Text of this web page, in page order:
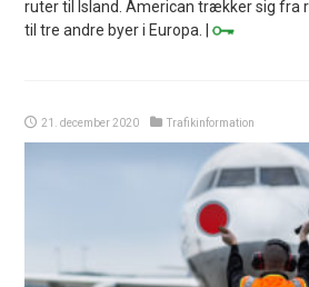
ruter til Island. American trækker sig fra
til tre andre byer i Europa. |
21. december 2020 Trafikinformation